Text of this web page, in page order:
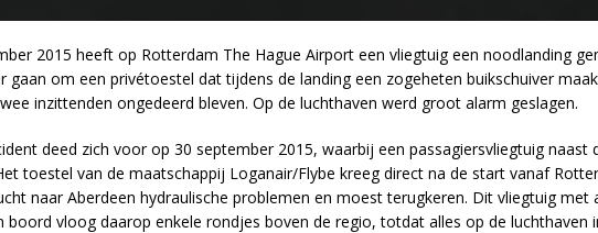
2015 heeft op Rotterdam The Hague Airport een vliegtuig een noodlanding
gaan om een privétoestel dat tijdens de landing een zogeheten buikschuiver
inzittenden ongedeerd bleven. Op de luchthaven werd groot alarm geslagen.
deed zich voor op 30 september 2015, waarbij een passagiersvliegtuig naast
toestel van de maatschappij Loganair/Flybe kreeg direct na de start vanaf
naar Aberdeen hydraulische problemen en moest terugkeren. Dit vliegtuig met
boord vloog daarop enkele rondjes boven de regio, totdat alles op de luchthaven